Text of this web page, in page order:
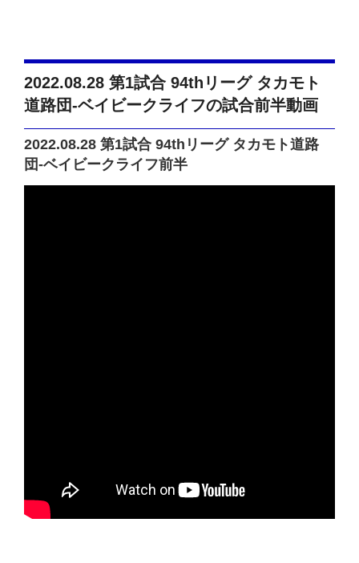
2022.08.28 第1試合 94thリーグ タカモト
道路団-ベイビークライフの試合前半動画
2022.08.28 第1試合 94thリーグ タカモト道路
団-ベイビークライフ前半